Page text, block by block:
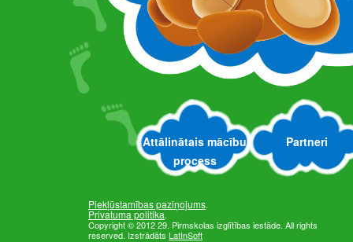
Attālinātais mācību
process
Partneri
Piekļūstamības paziņojums.
Privatuma politika.
Copyright © 2012 29. Pirmskolas izglītības iestāde. All rights
reserved. Izstrādāts LatInSoft